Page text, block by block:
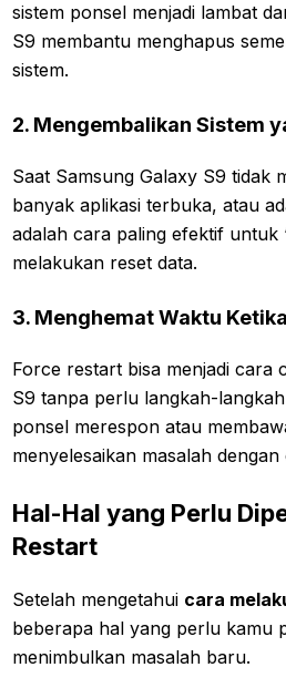
sistem ponsel menjadi lambat
S9 membantu menghapus
sistem.
2. Mengembalikan Sistem
Saat Samsung Galaxy S9
banyak aplikasi terbuka, atau
adalah cara paling efektif untuk
melakukan reset data.
3. Menghemat Waktu
Force restart bisa menjadi cara
S9 tanpa perlu langkah-
ponsel merespon atau
menyelesaikan masalah dengan
Hal-Hal yang Perlu
Restart
Setelah mengetahui cara
beberapa hal yang perlu kamu
menimbulkan masalah baru.